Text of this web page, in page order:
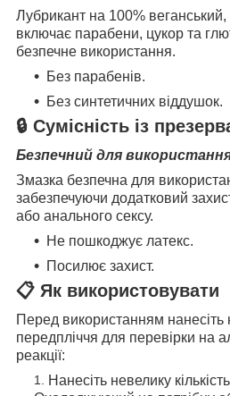
Лубрикант на 100% веганський,
включає парабени, цукор та
безпечне використання.
Без парабенів.
Без синтетичних віддушок.
🔒 Сумісність із
Безпечний для
Змазка безпечна для
забезпечуючи додатковий
або анального сексу.
Не пошкоджує латекс.
Посилює захист.
📋 Як використовувати
Перед використанням нанесіть
передпліччя для перевірки на
реакції:
Нанесіть невелику